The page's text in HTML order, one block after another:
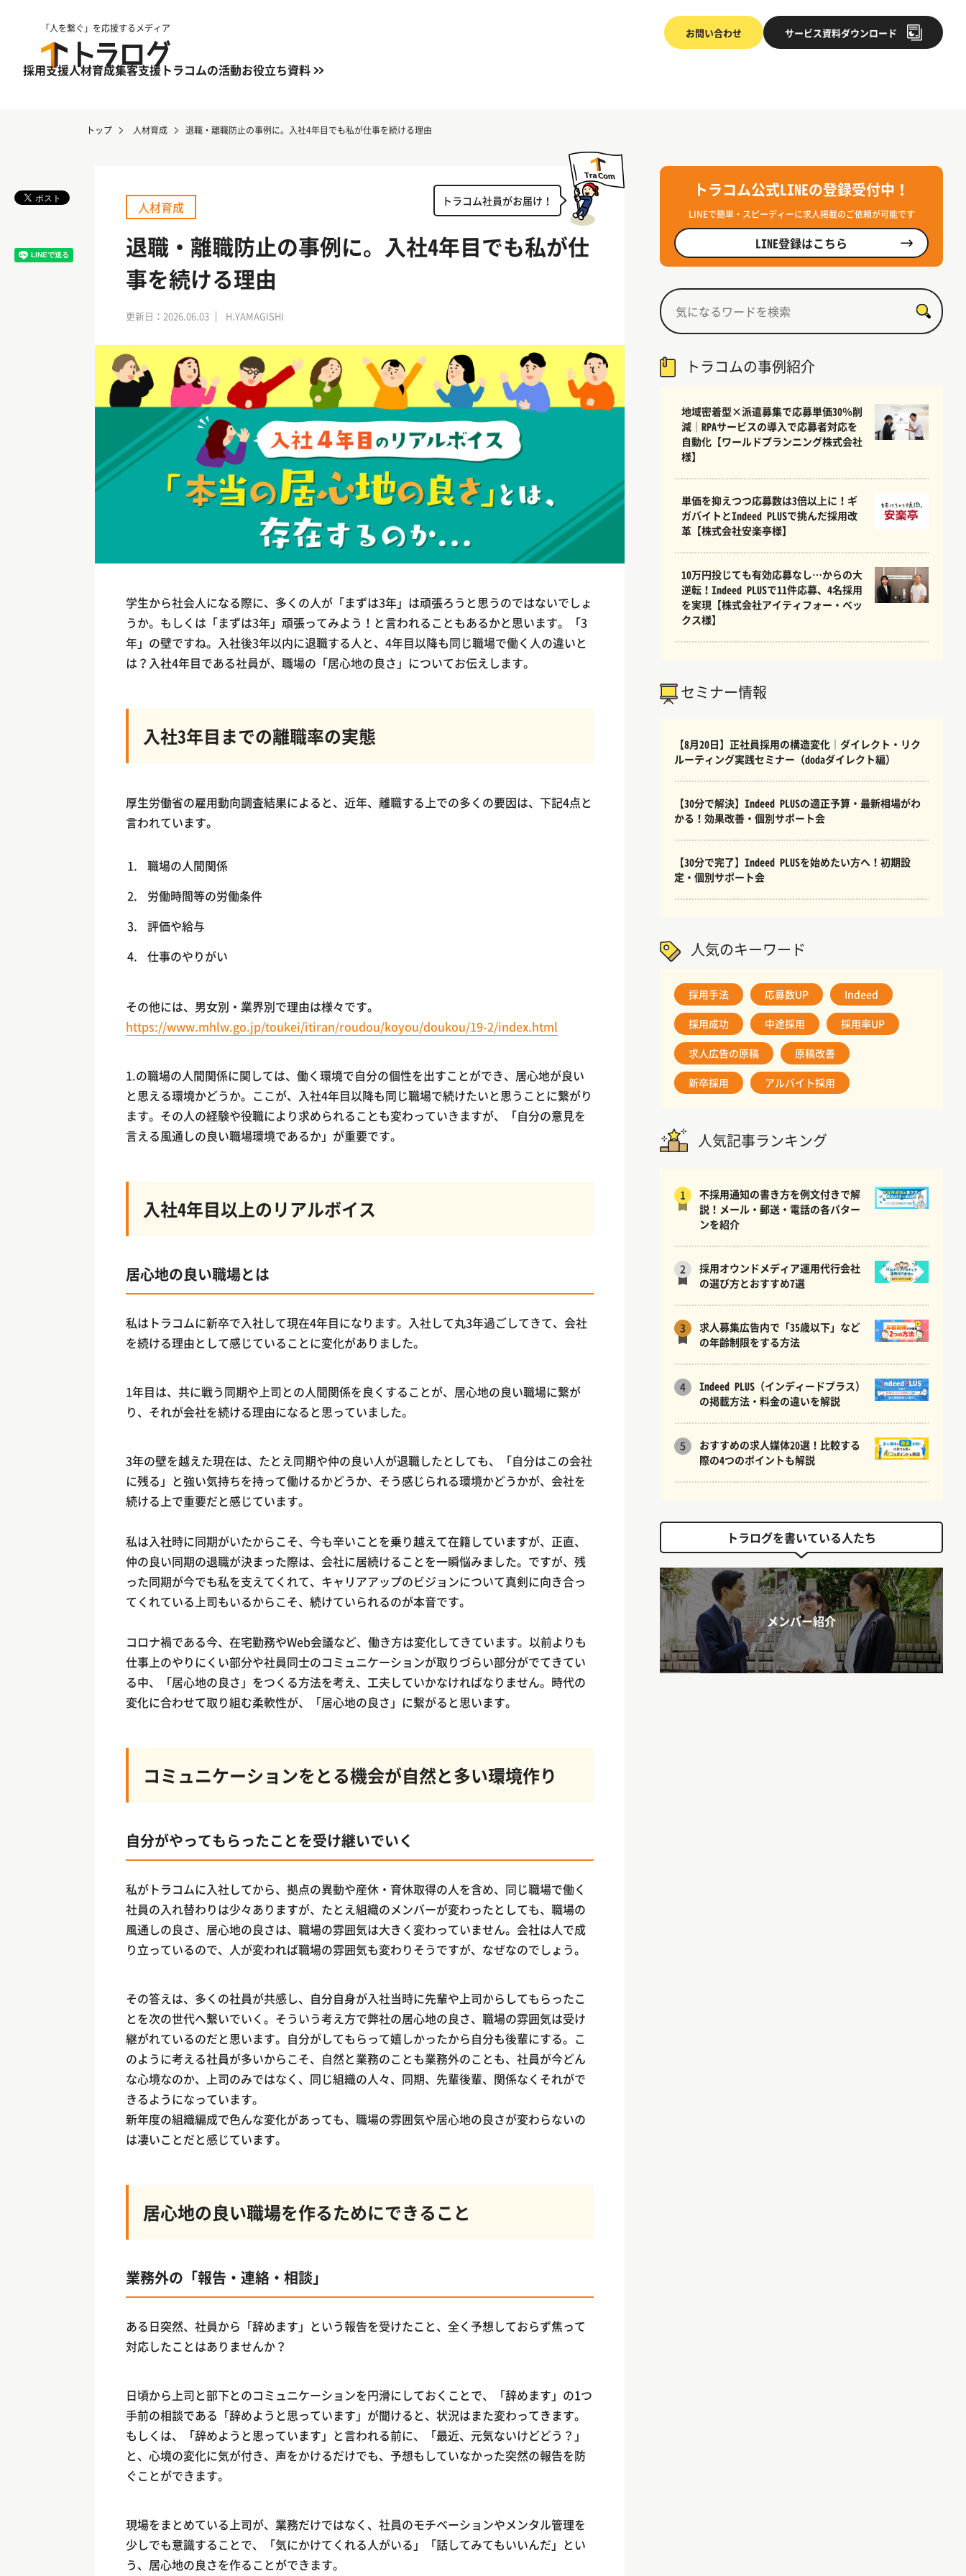
「人を繋ぐ」を応援するメディア お問い合わせ サービス資料ダウンロード
採用支援人材育成集客支援 トラコムの活動お役立ち資料
トップ 人材育成 退職・離職防止の事例に。入社4年目でも私が仕事を続ける理由
トラコム社員がお届け！
人材育成
退職・離職防止の事例に。入社4年目でも私が仕
事を続ける理由
更新日：2026.06.03 H.YAMAGISHI
学生から社会人になる際に、多くの人が「まずは3年」は頑張ろうと思うのではないでしょ
うか。もしくは「まずは3年」頑張ってみよう！と言われることもあるかと思います。「3
年」の壁ですね。入社後3年以内に退職する人と、4年目以降も同じ職場で働く人の違いと
は？入社4年目である社員が、職場の「居心地の良さ」についてお伝えします。
入社3年目までの離職率の実態
厚生労働省の雇用動向調査結果によると、近年、離職する上での多くの要因は、下記4点と
言われています。
職場の人間関係
労働時間等の労働条件
評価や給与
仕事のやりがい
その他には、男女別・業界別で理由は様々です。
https://www.mhlw.go.jp/toukei/itiran/roudou/koyou/doukou/19-2/index.html
1.の職場の人間関係に関しては、働く環境で自分の個性を出すことができ、居心地が良い
と思える環境かどうか。ここが、入社4年目以降も同じ職場で続けたいと思うことに繋がり
ます。その人の経験や役職により求められることも変わっていきますが、「自分の意見を
言える風通しの良い職場環境であるか」が重要です。
入社4年目以上のリアルボイス
居心地の良い職場とは
私はトラコムに新卒で入社して現在4年目になります。入社して丸3年過ごしてきて、会社
を続ける理由として感じていることに変化がありました。
1年目は、共に戦う同期や上司との人間関係を良くすることが、居心地の良い職場に繋が
り、それが会社を続ける理由になると思っていました。
3年の壁を越えた現在は、たとえ同期や仲の良い人が退職したとしても、「自分はこの会社
に残る」と強い気持ちを持って働けるかどうか、そう感じられる環境かどうかが、会社を
続ける上で重要だと感じています。
私は入社時に同期がいたからこそ、今も辛いことを乗り越えて在籍していますが、正直、
仲の良い同期の退職が決まった際は、会社に居続けることを一瞬悩みました。ですが、残
った同期が今でも私を支えてくれて、キャリアアップのビジョンについて真剣に向き合っ
てくれている上司もいるからこそ、続けていられるのが本音です。
コロナ禍である今、在宅勤務やWeb会議など、働き方は変化してきています。以前よりも
仕事上のやりにくい部分や社員同士のコミュニケーションが取りづらい部分がでてきてい
る中、「居心地の良さ」をつくる方法を考え、工夫していかなければなりません。時代の
変化に合わせて取り組む柔軟性が、「居心地の良さ」に繋がると思います。
コミュニケーションをとる機会が自然と多い環境作り
自分がやってもらったことを受け継いでいく
私がトラコムに入社してから、拠点の異動や産休・育休取得の人を含め、同じ職場で働く
社員の入れ替わりは少々ありますが、たとえ組織のメンバーが変わったとしても、職場の
風通しの良さ、居心地の良さは、職場の雰囲気は大きく変わっていません。会社は人で成
り立っているので、人が変われば職場の雰囲気も変わりそうですが、なぜなのでしょう。
その答えは、多くの社員が共感し、自分自身が入社当時に先輩や上司からしてもらったこ
とを次の世代へ繋いでいく。そういう考え方で弊社の居心地の良さ、職場の雰囲気は受け
継がれているのだと思います。自分がしてもらって嬉しかったから自分も後輩にする。こ
のように考える社員が多いからこそ、自然と業務のことも業務外のことも、社員が今どん
な心境なのか、上司のみではなく、同じ組織の人々、同期、先輩後輩、関係なくそれがで
きるようになっています。
新年度の組織編成で色んな変化があっても、職場の雰囲気や居心地の良さが変わらないの
は凄いことだと感じています。
居心地の良い職場を作るためにできること
業務外の「報告・連絡・相談」
ある日突然、社員から「辞めます」という報告を受けたこと、全く予想しておらず焦って
対応したことはありませんか？
日頃から上司と部下とのコミュニケーションを円滑にしておくことで、「辞めます」の1つ
手前の相談である「辞めようと思っています」が聞けると、状況はまた変わってきます。
もしくは、「辞めようと思っています」と言われる前に、「最近、元気ないけどどう？」
と、心境の変化に気が付き、声をかけるだけでも、予想もしていなかった突然の報告を防
ぐことができます。
現場をまとめている上司が、業務だけではなく、社員のモチベーションやメンタル管理を
少しでも意識することで、「気にかけてくれる人がいる」「話してみてもいいんだ」とい
う、居心地の良さを作ることができます。
トラコム公式LINEの登録受付中！
LINEで簡単・スピーディーに求人掲載のご依頼が可能です
LINE登録はこちら
トラコムの事例紹介
地域密着型×派遣募集で応募単価30％削
減｜RPAサービスの導入で応募者対応を
自動化【ワールドプランニング株式会社
様】
単価を抑えつつ応募数は3倍以上に！ギ
ガバイトとIndeed PLUSで挑んだ採用改
革【株式会社安楽亭様】
10万円投じても有効応募なし…からの大
逆転！Indeed PLUSで11件応募、4名採用
を実現【株式会社アイティフォー・ベッ
クス様】
セミナー情報
【8月20日】正社員採用の構造変化｜ダイレクト・リク
ルーティング実践セミナー（dodaダイレクト編）
【30分で解決】Indeed PLUSの適正予算・最新相場がわ
かる！効果改善・個別サポート会
【30分で完了】Indeed PLUSを始めたい方へ！初期設
定・個別サポート会
人気のキーワード
採用手法 応募数UP Indeed
採用成功 中途採用 採用率UP
求人広告の原稿 原稿改善
新卒採用 アルバイト採用
人気記事ランキング
1
不採用通知の書き方を例文付きで解
説！メール・郵送・電話の各パター
ンを紹介
2
採用オウンドメディア運用代行会社
の選び方とおすすめ7選
3
求人募集広告内で「35歳以下」など
の年齢制限をする方法
4
Indeed PLUS（インディードプラス）
の掲載方法・料金の違いを解説
5
おすすめの求人媒体20選！比較する
際の4つのポイントも解説
トラログを書いている人たち
メンバー紹介